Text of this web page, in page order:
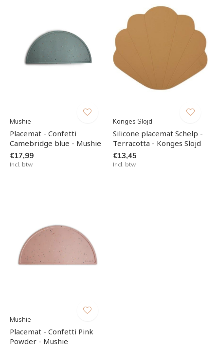
Mushie
Placemat - Confetti
Camebridge blue - Mushie
€17,99
Incl. btw
Konges Slojd
Silicone placemat Schelp -
Terracotta - Konges Slojd
€13,45
Incl. btw
Mushie
Placemat - Confetti Pink
Powder - Mushie